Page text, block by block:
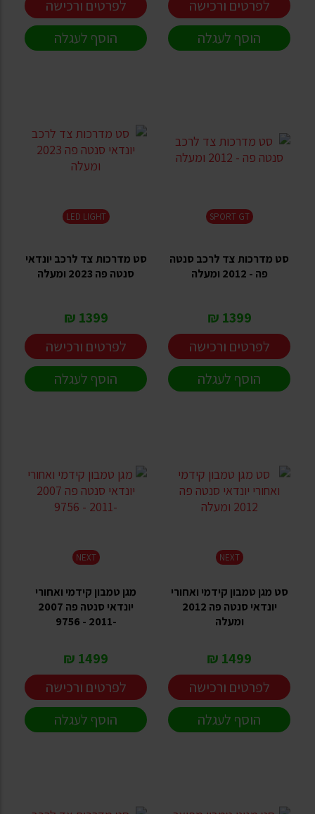
לפרטים ורכישה
הוסף לעגלה
לפרטים ורכישה
הוסף לעגלה
SPORT GT
סט מדרכות צד לרכב סנטה
פה - 2012 ומעלה
1399 ₪
לפרטים ורכישה
הוסף לעגלה
LED LIGHT
סט מדרכות צד לרכב יונדאי
סנטה פה 2023 ומעלה
1399 ₪
לפרטים ורכישה
הוסף לעגלה
NEXT
סט מגן טמבון קידמי ואחורי
יונדאי סנטה פה 2012
ומעלה
1499 ₪
לפרטים ורכישה
הוסף לעגלה
NEXT
מגן טמבון קידמי ואחורי
יונדאי סנטה פה 2007
-2011 - 9756
1499 ₪
לפרטים ורכישה
הוסף לעגלה